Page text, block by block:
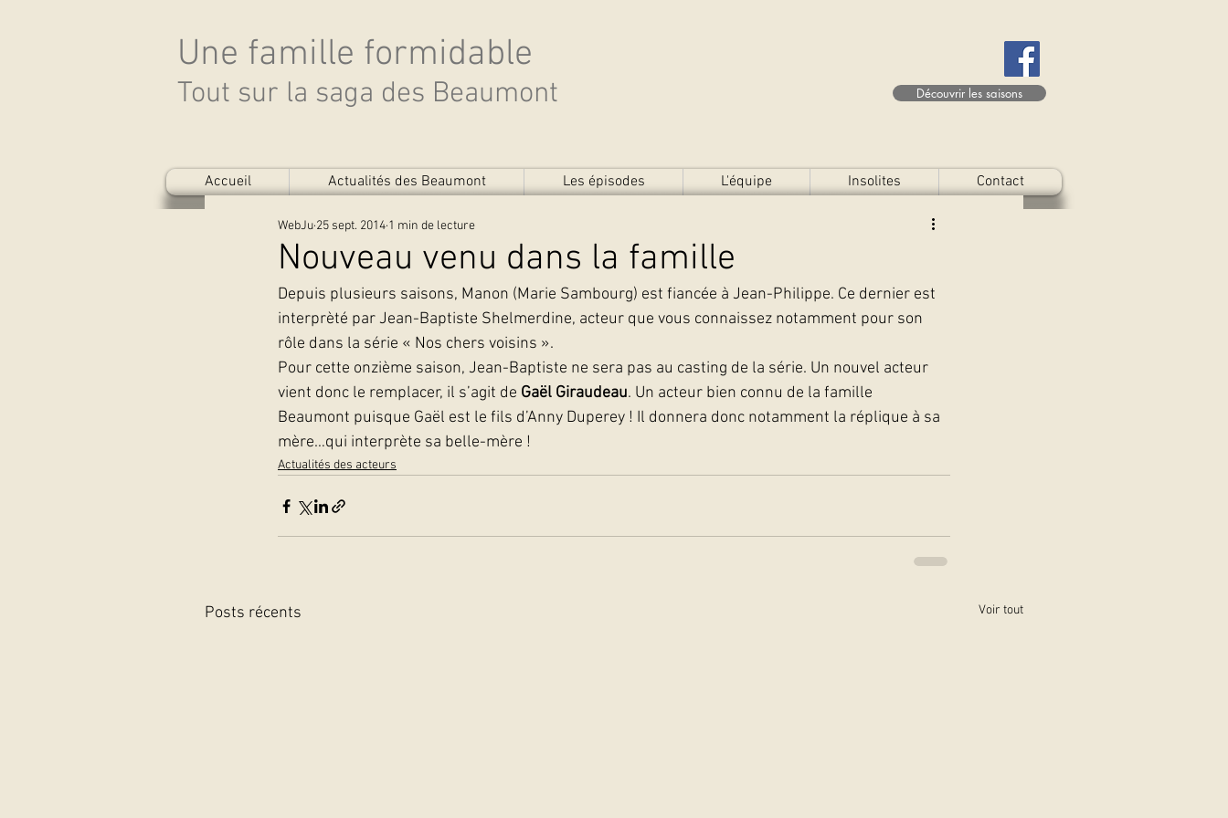
Une famille formidable
Tout sur la saga des Beaumont Découvrir les saisons
Accueil Actualités des Beaumont Les épisodes L'équipe Insolites Contact
Nouveau venu dans la famille
WebJu 25 sept. 2014 1 min de lecture
Depuis plusieurs saisons, Manon (Marie Sambourg) est fiancée à Jean-Philippe. Ce dernier est
interprèté par Jean-Baptiste Shelmerdine, acteur que vous connaissez notamment pour son
rôle dans la série « Nos chers voisins ».
Pour cette onzième saison, Jean-Baptiste ne sera pas au casting de la série. Un nouvel acteur
vient donc le remplacer, il s’agit de Gaël Giraudeau. Un acteur bien connu de la famille
Beaumont puisque Gaël est le fils d’Anny Duperey ! Il donnera donc notamment la réplique à sa
mère…qui interprète sa belle-mère !
Actualités des acteurs
Posts récents Voir tout